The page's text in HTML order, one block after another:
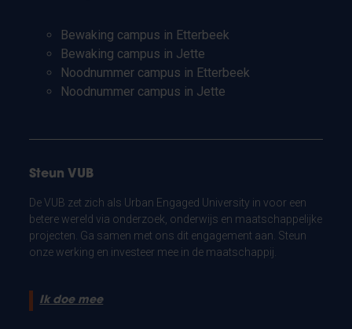
Bewaking campus in Etterbeek
Bewaking campus in Jette
Noodnummer campus in Etterbeek
Noodnummer campus in Jette
Steun VUB
De VUB zet zich als Urban Engaged University in voor een
betere wereld via onderzoek, onderwijs en maatschappelijke
projecten. Ga samen met ons dit engagement aan. Steun
onze werking en investeer mee in de maatschappij.
Ik doe mee